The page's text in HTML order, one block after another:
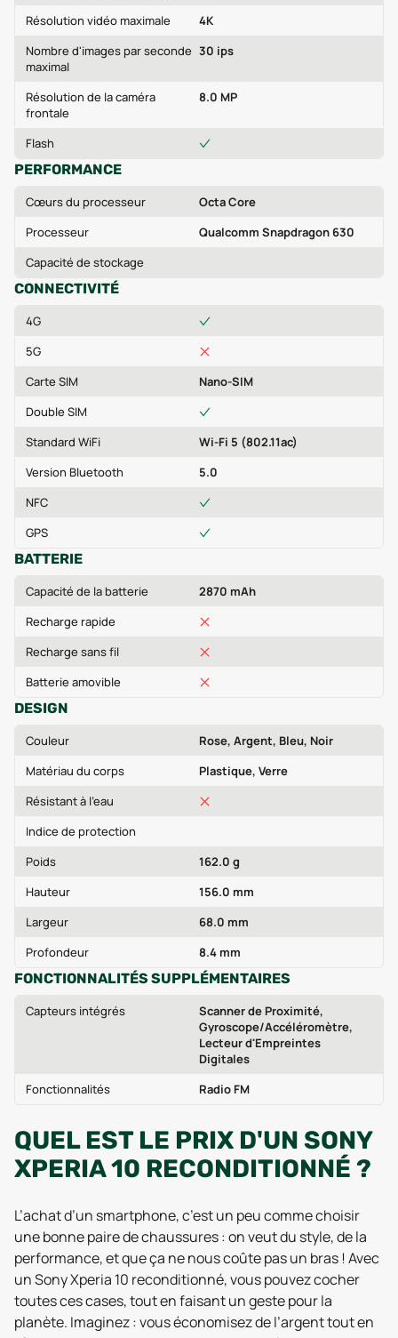
Résolution vidéo maximale
4K
Nombre d'images par seconde
maximal
30 ips
Résolution de la caméra
frontale
8.0 MP
Flash
PERFORMANCE
Cœurs du processeur
Octa Core
Processeur
Qualcomm Snapdragon 630
Capacité de stockage
CONNECTIVITÉ
4G
5G
Carte SIM
Nano-SIM
Double SIM
Standard WiFi
Wi-Fi 5 (802.11ac)
Version Bluetooth
5.0
NFC
GPS
BATTERIE
Capacité de la batterie
2870 mAh
Recharge rapide
Recharge sans fil
Batterie amovible
DESIGN
Couleur
Rose, Argent, Bleu, Noir
Matériau du corps
Plastique, Verre
Résistant à l'eau
Indice de protection
Poids
162.0 g
Hauteur
156.0 mm
Largeur
68.0 mm
Profondeur
8.4 mm
FONCTIONNALITÉS SUPPLÉMENTAIRES
Capteurs intégrés
Scanner de Proximité,
Gyroscope/Accéléromètre,
Lecteur d'Empreintes
Digitales
Fonctionnalités
Radio FM
QUEL EST LE PRIX D'UN SONY
XPERIA 10 RECONDITIONNÉ ?
L’achat d’un smartphone, c’est un peu comme choisir
une bonne paire de chaussures : on veut du style, de la
performance, et que ça ne nous coûte pas un bras ! Avec
un Sony Xperia 10 reconditionné, vous pouvez cocher
toutes ces cases, tout en faisant un geste pour la
planète. Imaginez : vous économisez de l’argent tout en